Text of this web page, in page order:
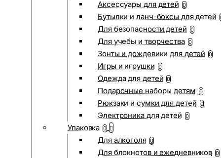
Аксессуары для детей 0
Бутылки и ланч-боксы для детей
Для безопасности детей 0
Для учебы и творчества 0
Зонты и дождевики для детей 0
Игры и игрушки 0
Одежда для детей 0
Подарочные наборы детям 0
Рюкзаки и сумки для детей 0
Электроника для детей 0
Упаковка 0
Для алкоголя 0
Для блокнотов и ежедневников 0